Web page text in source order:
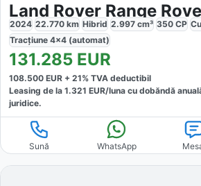
Land Rover Range
2024 22.770 km Hibrid 2.997 cm³ 350 CP
Tracțiune 4x4 (automat)
131.285 EUR
108.500 EUR + 21% TVA deductibil
Leasing de la 1.321 EUR/luna cu dobăndă
juridice.
Sună WhatsApp